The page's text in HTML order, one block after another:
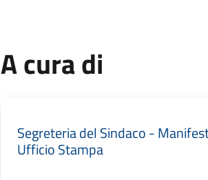
A cura di
Segreteria del Sindaco -
Ufficio Stampa